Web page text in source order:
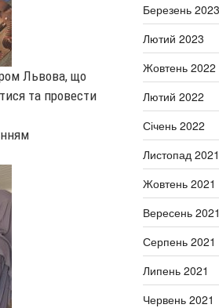
Львова, що
та провести
Березень 2023
Лютий 2023
Жовтень 2022
Лютий 2022
Січень 2022
Листопад 2021
Жовтень 2021
Вересень 2021
Серпень 2021
Липень 2021
Червень 2021